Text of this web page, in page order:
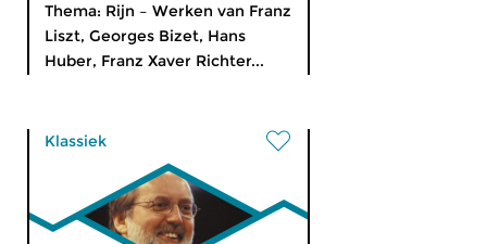
Thema: Rijn – Werken van Franz
Liszt, Georges Bizet, Hans
Huber, Franz Xaver Richter...
Klassiek